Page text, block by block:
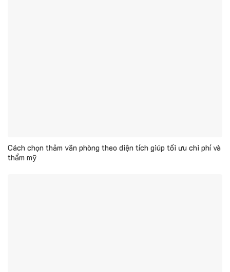
Cách chọn thảm văn phòng theo diện tích giúp tối ưu chi phí và
thẩm mỹ